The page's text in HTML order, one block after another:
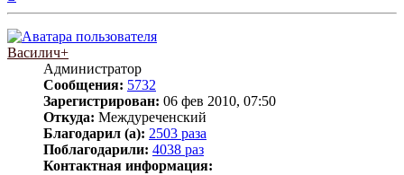
к
началу
Василич+
Администратор
Сообщения: 5732
Зарегистрирован: 06 фев 2010, 07:50
Откуда: Междуреченский
Благодарил (а): 2503 раза
Поблагодарили: 4038 раз
Контактная информация: